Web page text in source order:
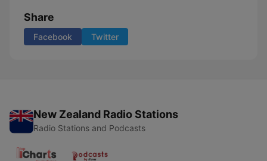
Share
Facebook Twitter
New Zealand Radio Stations
Radio Stations and Podcasts